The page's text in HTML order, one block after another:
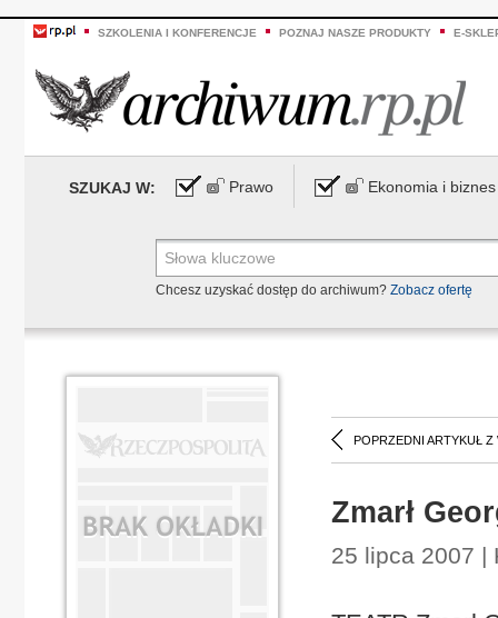
SZKOLENIA I KONFERENCJE POZNAJ NASZE PRODUKTY E-
SZUKAJ W: Prawo Ekonomia i biznes
Chcesz uzyskać dostęp do archiwum? Zobacz ofertę
POPRZEDNI ARTYKUŁ Z
Zmarł
25 lipca 2007 |